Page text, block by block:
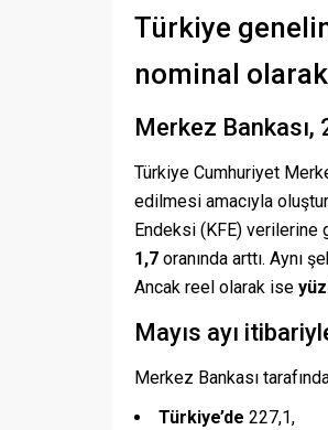
Türkiye
nominal
Merkez Bankası,
Türkiye Cumhuriyet
edilmesi amacıyla
Endeksi (KFE) verilerine
1,7 oranında arttı. Aynı
Ancak reel olarak ise
Mayıs ayı
Merkez Bankası
Türkiye’de 227,1,